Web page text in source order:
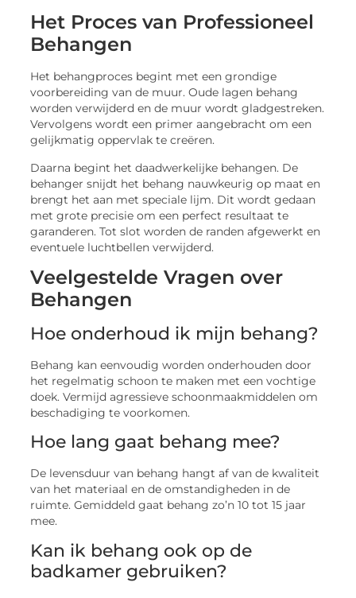
Het Proces van Professioneel
Behangen
Het behangproces begint met een grondige
voorbereiding van de muur. Oude lagen behang
worden verwijderd en de muur wordt gladgestreken.
Vervolgens wordt een primer aangebracht om een
gelijkmatig oppervlak te creëren.
Daarna begint het daadwerkelijke behangen. De
behanger snijdt het behang nauwkeurig op maat en
brengt het aan met speciale lijm. Dit wordt gedaan
met grote precisie om een perfect resultaat te
garanderen. Tot slot worden de randen afgewerkt en
eventuele luchtbellen verwijderd.
Veelgestelde Vragen over
Behangen
Hoe onderhoud ik mijn behang?
Behang kan eenvoudig worden onderhouden door
het regelmatig schoon te maken met een vochtige
doek. Vermijd agressieve schoonmaakmiddelen om
beschadiging te voorkomen.
Hoe lang gaat behang mee?
De levensduur van behang hangt af van de kwaliteit
van het materiaal en de omstandigheden in de
ruimte. Gemiddeld gaat behang zo’n 10 tot 15 jaar
mee.
Kan ik behang ook op de
badkamer gebruiken?